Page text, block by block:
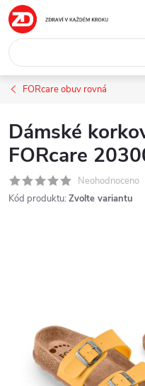
Přejít
na
obsah
FORcare obuv rovná
Dámské
FORcare
Neohodnoceno
Kód produktu: Zvolte variantu